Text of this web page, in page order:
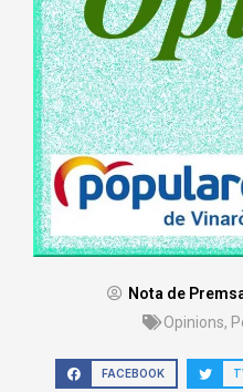
Nota de
Opinions,
FACEBOOK